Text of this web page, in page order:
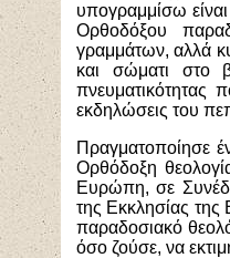
υπογραμμίσω
Ορθοδόξου
γραμμάτων, αλλά
και σώματι στο
πνευματικότητας
εκδηλώσεις του
Πραγματοποίησε
Ορθόδοξη
Ευρώπη, σε
της Εκκλησίας
παραδοσιακό
όσο ζούσε, να